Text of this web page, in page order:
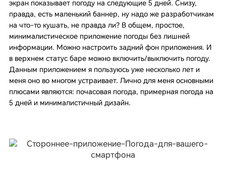
экран показывает погоду на следующие 5 дней. Снизу,
правда, есть маленький баннер, ну надо же разработчикам
на что-то кушать, не правда ли? В общем, простое,
минималистическое приложение погоды без лишней
информации. Можно настроить задний фон приложения. И
в верхнем статус баре можно включить/выключить погоду.
Данным приложением я пользуюсь уже несколько лет и
меня оно во многом устраивает. Лично для меня основными
плюсами являются: почасовая погода, примерная погода на
5 дней и минималистичный дизайн.